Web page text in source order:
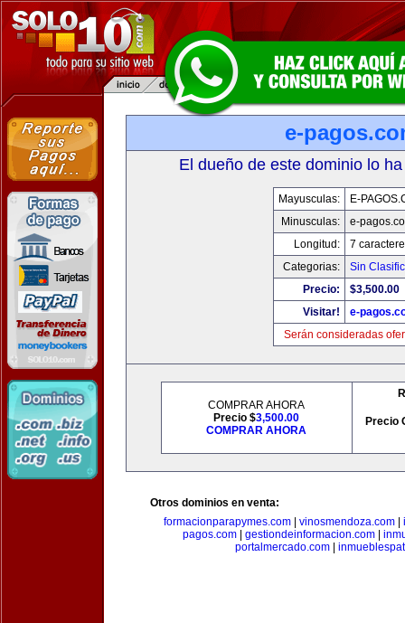
e-
El dueño de este dominio lo
Mayusculas:
E-
Minusculas:
e-
Longitud:
7
Categorias:
Sin
Precio:
$3,500.00
Visitar!
e-
Serán consideradas
COMPRAR AHORA
Precio $3,500.00
COMPRAR AHORA
Precio
Otros dominios en venta:
formacionparapymes.com| vinosmendoza.com|
pagos.com| gestiondeinformacion.com|
portalmercado.com